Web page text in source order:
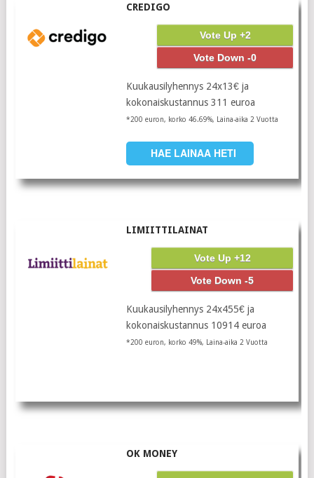
CREDIGO
Vote Up +2
Vote Down -0
Kuukausilyhennys 24x13€ ja
kokonaiskustannus 311 euroa
*200 euron, korko 46.69%, Laina-aika 2 Vuotta
HAE LAINAA HETI
LIMIITTILAINAT
Vote Up +12
Vote Down -5
Kuukausilyhennys 24x455€ ja
kokonaiskustannus 10914 euroa
*200 euron, korko 49%, Laina-aika 2 Vuotta
OK MONEY